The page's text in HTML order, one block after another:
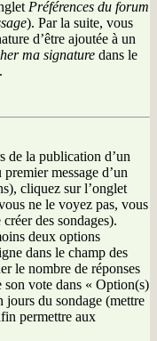
Préférences du forum
). Par la suite, vous
d’être ajoutée à un
ma signature dans le
de la publication d’un
message d’un
cliquez sur l’onglet
ne le voyez pas, vous
des sondages).
deux options
dans le champ des
le nombre de réponses
son vote dans « Option(s)
jours du sondage (mettre
permettre aux